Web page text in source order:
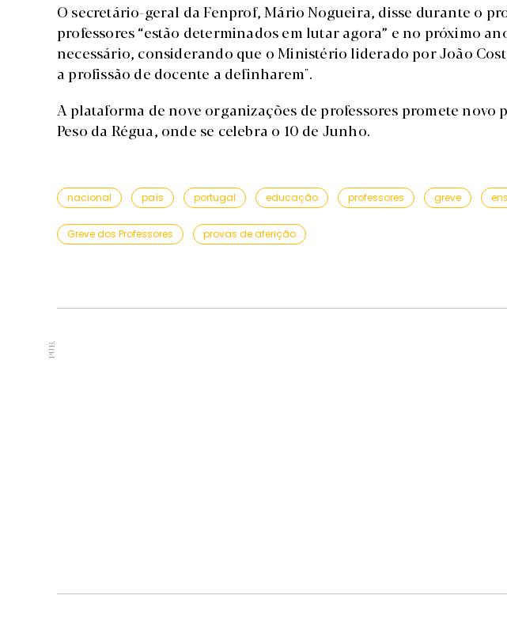
O secretário-geral da Fenprof, Mário Nogueira, disse durante o
professores “estão determinados em lutar agora” e no próximo
necessário, considerando que o Ministério liderado por João
a profissão de docente a definharem".
A plataforma de nove organizações de professores promete novo
Peso da Régua, onde se celebra o 10 de Junho.
nacional país portugal educação professores greve
Greve dos Professores provas de aferição
PUB.